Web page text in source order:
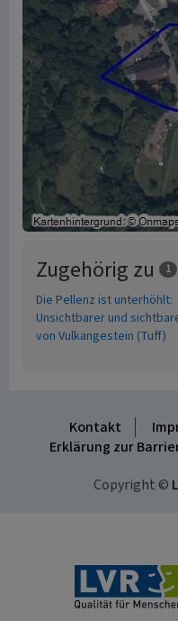
Zugehörig zu 1
Die Pellenz ist unterhöhlt:
Unsichtbarer und
von Vulkangestein (Tuff)
Kontakt
Erklärung zur
Copyright ©